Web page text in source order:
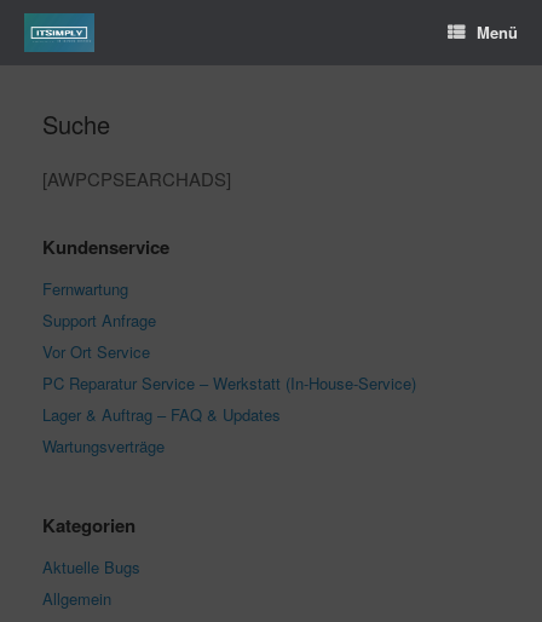
Menü
Suche
[AWPCPSEARCHADS]
Kundenservice
Fernwartung
Support Anfrage
Vor Ort Service
PC Reparatur Service – Werkstatt (In-House-Service)
Lager & Auftrag – FAQ & Updates
Wartungsverträge
Kategorien
Aktuelle Bugs
Allgemein